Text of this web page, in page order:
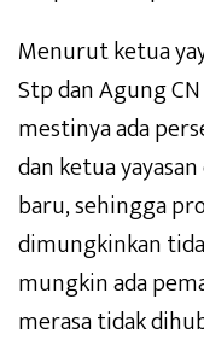
Menurut ketua
Stp dan Agung
mestinya ada
dan ketua
baru, sehingga
dimungkinkan
mungkin ada
merasa tidak